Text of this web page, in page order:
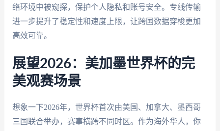
络环境中被窥探，保护个人隐私和账号安全。专线传输
进一步提升了稳定性和速度上限，让跨国数据穿梭更加
高效可靠。
展望2026：美加墨世界杯的完
美观赛场景
想象一下2026年，世界杯首次由美国、加拿大、墨西哥
三国联合举办，赛事横跨不同时区。作为海外华人，你